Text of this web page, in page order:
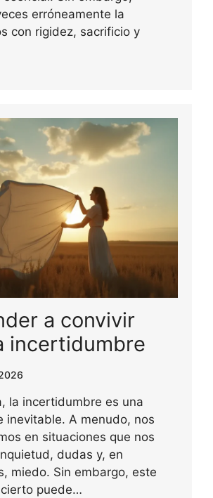
erróneamente la
con rigidez, sacrificio y
a convivir
incertidumbre
la incertidumbre es una
inevitable. A menudo, nos
en situaciones que nos
dudas y, en
miedo. Sin embargo, este
puede…